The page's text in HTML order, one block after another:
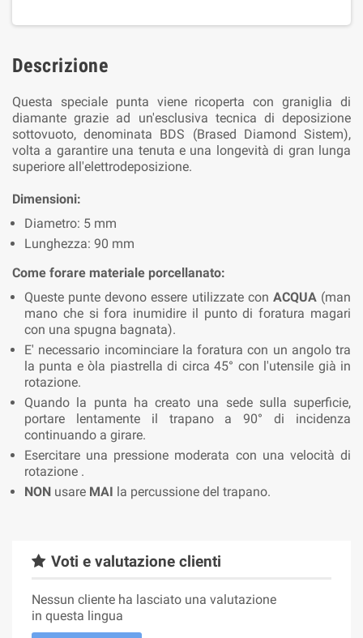
Descrizione
Questa speciale punta viene ricoperta con graniglia di
diamante grazie ad un'esclusiva tecnica di deposizione
sottovuoto, denominata BDS (Brased Diamond Sistem),
volta a garantire una tenuta e una longevità di gran lunga
superiore all'elettrodeposizione.
Dimensioni:
Diametro: 5 mm
Lunghezza: 90 mm
Come forare materiale porcellanato:
Queste punte devono essere utilizzate con ACQUA (man
mano che si fora inumidire il punto di foratura magari
con una spugna bagnata).
E' necessario incominciare la foratura con un angolo tra
la punta e òla piastrella di circa 45° con l'utensile già in
rotazione.
Quando la punta ha creato una sede sulla superficie,
portare lentamente il trapano a 90° di incidenza
continuando a girare.
Esercitare una pressione moderata con una velocità di
rotazione .
NON usare MAI la percussione del trapano.
Voti e valutazione clienti
Nessun cliente ha lasciato una valutazione
in questa lingua